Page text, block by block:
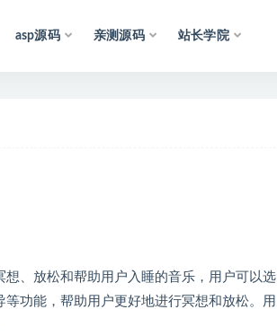
asp源码 亲测源码 站长学院
、放松和帮助用户入睡的音乐，用户可以选
功能，帮助用户更好地进行冥想和放松。用